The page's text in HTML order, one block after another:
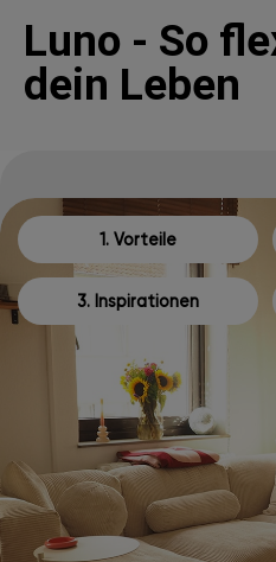
Luno - So
dein Leben
1. Vorteile
3. Inspirationen